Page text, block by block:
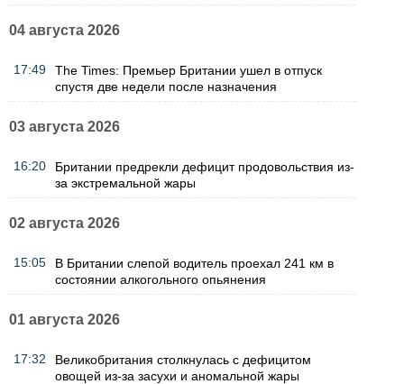
04 августа 2026
17:49
The Times: Премьер Британии ушел в отпуск
спустя две недели после назначения
03 августа 2026
16:20
Британии предрекли дефицит продовольствия из-
за экстремальной жары
02 августа 2026
15:05
В Британии слепой водитель проехал 241 км в
состоянии алкогольного опьянения
01 августа 2026
17:32
Великобритания столкнулась с дефицитом
овощей из-за засухи и аномальной жары